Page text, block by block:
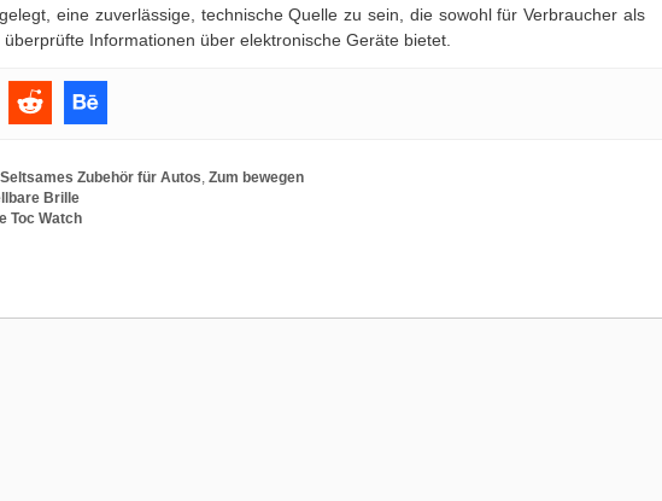
eine zuverlässige, technische Quelle zu sein, die sowohl für Verbraucher als
Informationen über elektronische Geräte bietet.
Seltsames Zubehör für Autos,Zum bewegen
Brille
Toc Watch